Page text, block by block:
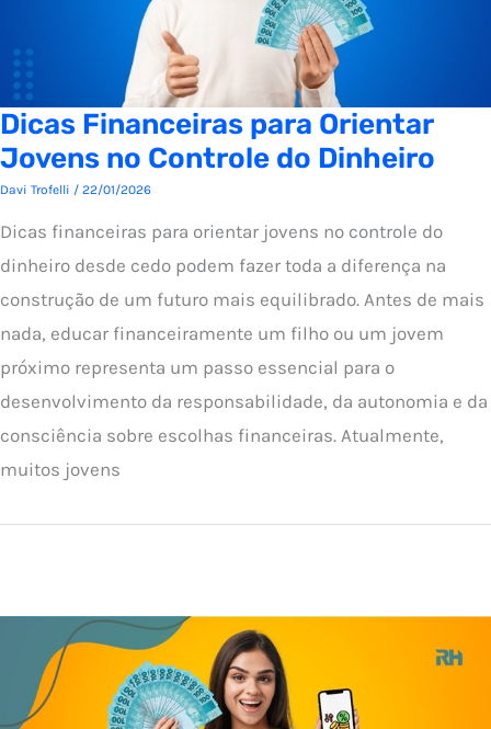
Dicas Financeiras para Orientar
Jovens no Controle do Dinheiro
Davi Trofelli / 22/01/2026
Dicas financeiras para orientar jovens no controle do
dinheiro desde cedo podem fazer toda a diferença na
construção de um futuro mais equilibrado. Antes de mais
nada, educar financeiramente um filho ou um jovem
próximo representa um passo essencial para o
desenvolvimento da responsabilidade, da autonomia e da
consciência sobre escolhas financeiras. Atualmente,
muitos jovens